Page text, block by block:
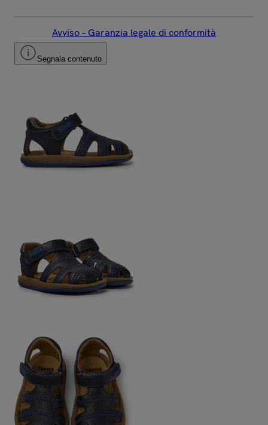
Avviso – Garanzia legale di conformità
Segnala contenuto